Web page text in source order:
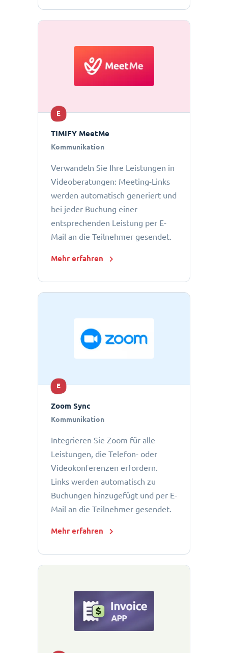
E
TIMIFY MeetMe
Kommunikation
Verwandeln Sie Ihre Leistungen in
Videoberatungen: Meeting-Links
werden automatisch generiert und
bei jeder Buchung einer
entsprechenden Leistung per E-
Mail an die Teilnehmer gesendet.
Mehr erfahren
E
Zoom Sync
Kommunikation
Integrieren Sie Zoom für alle
Leistungen, die Telefon- oder
Videokonferenzen erfordern.
Links werden automatisch zu
Buchungen hinzugefügt und per E-
Mail an die Teilnehmer gesendet.
Mehr erfahren